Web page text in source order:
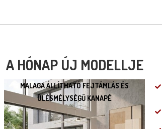
A HÓNAP ÚJ MODELLJE
MALAGA ÁLLÍTHATÓ FEJTÁMLÁS ÉS
ÜLÉSMÉLYSÉGŰ KANAPÉ
MALAGA ÁLLÍTHATÓ
FEJTÁMLÁS ÉS
ÜLÉSMÉLYSÉGŰ KANAPÉ